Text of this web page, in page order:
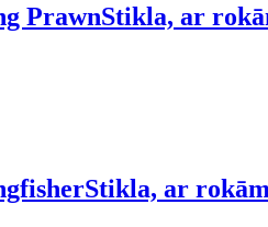
PrawnStikla, ar
Stikla, ar